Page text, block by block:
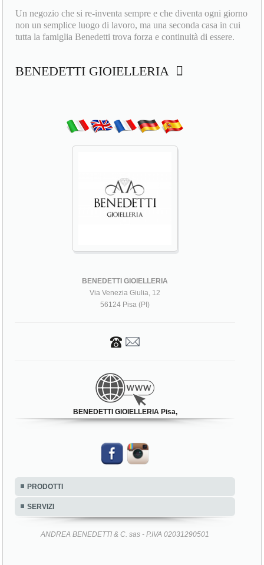
ha.
Un negozio che si re-inventa sempre e che diventa ogni giorno
tutta la famiglia Benedetti trova forza e continuità di essere.
BENEDETTI GIOIELLERIA
PRODOTTI
SERVIZI